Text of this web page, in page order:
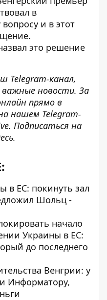
в
и в этот
это решение
Telegram-канал,
новости. За
прямо в
нашем Telegram-
. Подписаться на
.
в ЕС: покинуть зал
Шольц -
начало
Украины в ЕС:
до последнего
Венгрии: у
Информатору,